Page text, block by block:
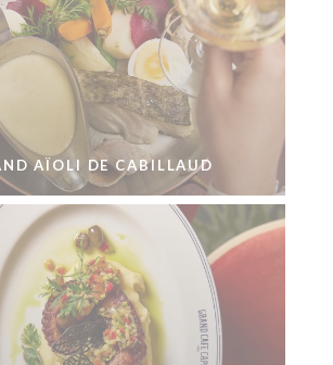
AÏOLI DE CABILLAUD